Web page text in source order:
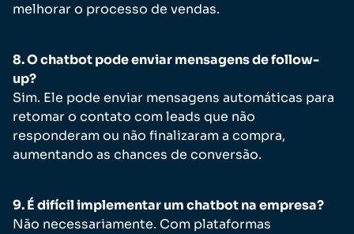
melhorar o processo de vendas.
8. O chatbot pode enviar mensagens de follow-
up?
Sim. Ele pode enviar mensagens automáticas para
retomar o contato com leads que não
responderam ou não finalizaram a compra,
aumentando as chances de conversão.
9. É difícil implementar um chatbot na empresa?
Não necessariamente. Com plataformas